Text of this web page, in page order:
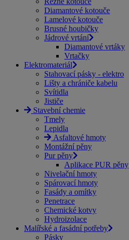
Diamantové kotouče
Lamelové kotouče
Brusné houbičky
Jádrové vrtání
Diamantové vrtáky
Vrtačky
Elektromateriál
Stahovací pásky - elektro
Lišty a chrániče kabelu
Svítidla
Jističe
Stavební chemie
Tmely
Lepidla
Asfaltové hmoty
Montážní pěny
Pur pěny
Aplikace PUR pěny
Nivelační hmoty
Spárovací hmoty
Fasády a omítky
Penetrace
Chemické kotvy
Hydroizolace
Malířské a fasádní potřeby
Pásky